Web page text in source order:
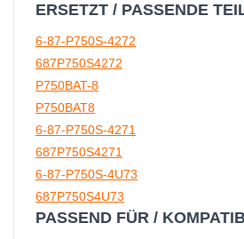
ERSETZT / PASSENDE
6-87-P750S-4272
687P750S4272
P750BAT-8
P750BAT8
6-87-P750S-4271
687P750S4271
6-87-P750S-4U73
687P750S4U73
PASSEND FÜR /